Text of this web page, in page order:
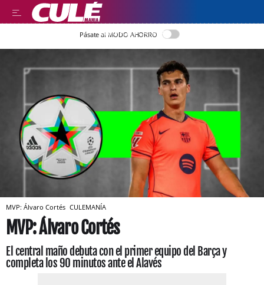
LLEGIR EN CATALÀ
Pásate al MODO AHORRO
MVP: Álvaro Cortés CULEMANÍA
MVP: Álvaro Cortés
El central maño debuta con el primer equipo del Barça y
completa los 90 minutos ante el Alavés